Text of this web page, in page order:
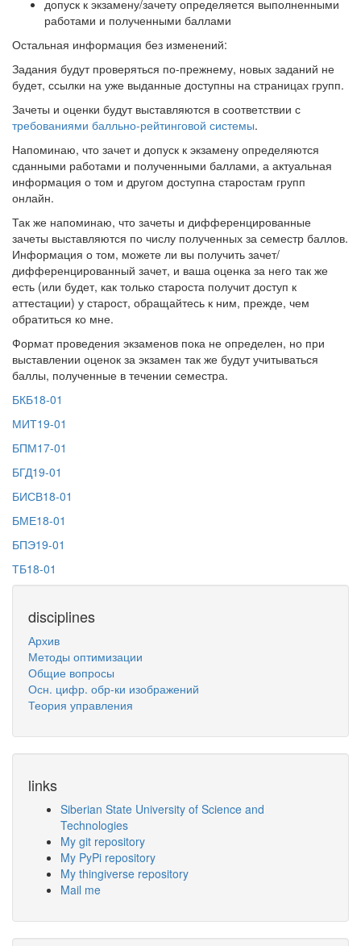
допуск к экзамену/зачету определяется выполненными
работами и полученными баллами
Остальная информация без изменений:
Задания будут проверяться по-прежнему, новых заданий не
будет, ссылки на уже выданные доступны на страницах групп.
Зачеты и оценки будут выставляются в соответствии с
требованиями балльно-рейтинговой системы.
Напоминаю, что зачет и допуск к экзамену определяются
сданными работами и полученными баллами, а актуальная
информация о том и другом доступна старостам групп
онлайн.
Так же напоминаю, что зачеты и дифференцированные
зачеты выставляются по числу полученных за семестр баллов.
Информация о том, можете ли вы получить зачет/
дифференцированный зачет, и ваша оценка за него так же
есть (или будет, как только староста получит доступ к
аттестации) у старост, обращайтесь к ним, прежде, чем
обратиться ко мне.
Формат проведения экзаменов пока не определен, но при
выставлении оценок за экзамен так же будут учитываться
баллы, полученные в течении семестра.
БКБ18-01
МИТ19-01
БПМ17-01
БГД19-01
БИСВ18-01
БМЕ18-01
БПЭ19-01
ТБ18-01
disciplines
Архив
Методы оптимизации
Общие вопросы
Осн. цифр. обр-ки изображений
Теория управления
links
Siberian State University of Science and
Technologies
My git repository
My PyPi repository
My thingiverse repository
Mail me